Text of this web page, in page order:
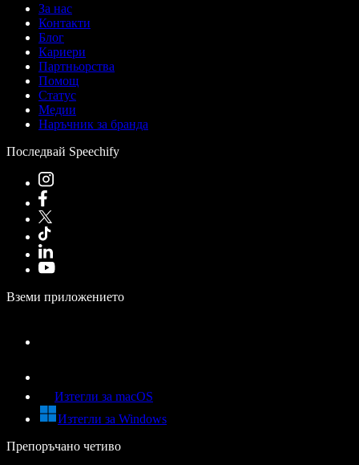
За нас
Контакти
Блог
Кариери
Партньорства
Помощ
Статус
Медии
Наръчник за бранда
Последвай Speechify
Вземи приложението
Изтегли за macOS
Изтегли за Windows
Препоръчано четиво